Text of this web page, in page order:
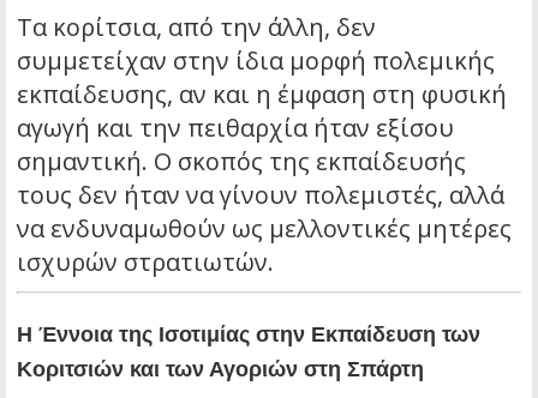
Τα κορίτσια, από την άλλη, δεν
συμμετείχαν στην ίδια μορφή πολεμικής
εκπαίδευσης, αν και η έμφαση στη φυσική
αγωγή και την πειθαρχία ήταν εξίσου
σημαντική. Ο σκοπός της εκπαίδευσής
τους δεν ήταν να γίνουν πολεμιστές, αλλά
να ενδυναμωθούν ως μελλοντικές μητέρες
ισχυρών στρατιωτών.
Η Έννοια της Ισοτιμίας στην Εκπαίδευση των
Κοριτσιών και των Αγοριών στη Σπάρτη